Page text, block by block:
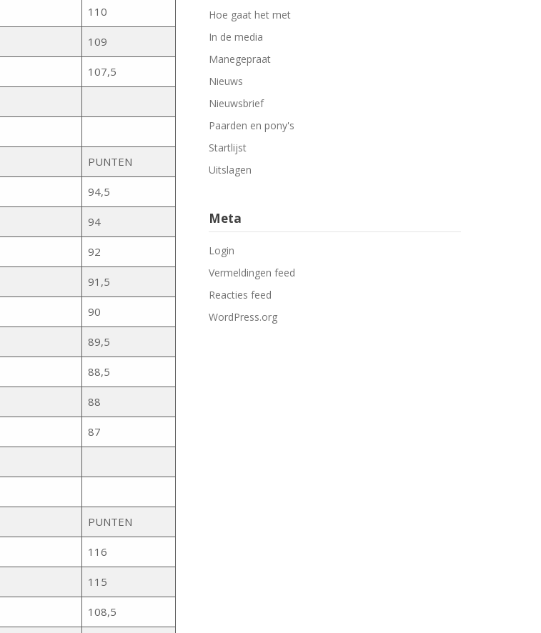
110
109
107,5
PUNTEN
94,5
94
92
91,5
90
89,5
88,5
88
87
PUNTEN
116
115
108,5
Hoe gaat het met
In de media
Manegepraat
Nieuws
Nieuwsbrief
Paarden en pony's
Startlijst
Uitslagen
Meta
Login
Vermeldingen feed
Reacties feed
WordPress.org